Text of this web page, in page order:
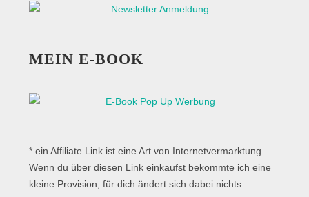
MEIN E-BOOK
* ein Affiliate Link ist eine Art von Internetvermarktung.
Wenn du über diesen Link einkaufst bekommte ich eine
kleine Provision, für dich ändert sich dabei nichts.